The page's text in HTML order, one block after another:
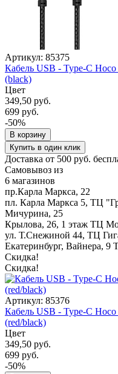
Артикул: 85375
Кабель USB - Type-C
(black)
Цвет
349,50 руб.
699 руб.
-50%
В корзину
Купить в один клик
Доставка от 500 руб.
Самовывоз из
6 магазинов
пр.Карла Маркса, 22
пл. Карла Маркса 5, ТЦ
Мичурина, 25
Крылова, 26, 1 этаж ТЦ
ул. Т.Снежиной 44, ТЦ
Екатеринбург, Вайнера, 9
Скидка!
Скидка!
Артикул: 85376
Кабель USB - Type-C
(red/black)
Цвет
349,50 руб.
699 руб.
-50%